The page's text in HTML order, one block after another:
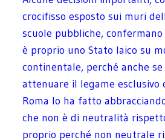
crocifisso esposto sui muri
scuole pubbliche, confermano
è proprio uno Stato laico su
continentale, perché anche
attenuare il legame esclusivo
Roma lo ha fatto
che non è di neutralità
proprio perché non neutrale